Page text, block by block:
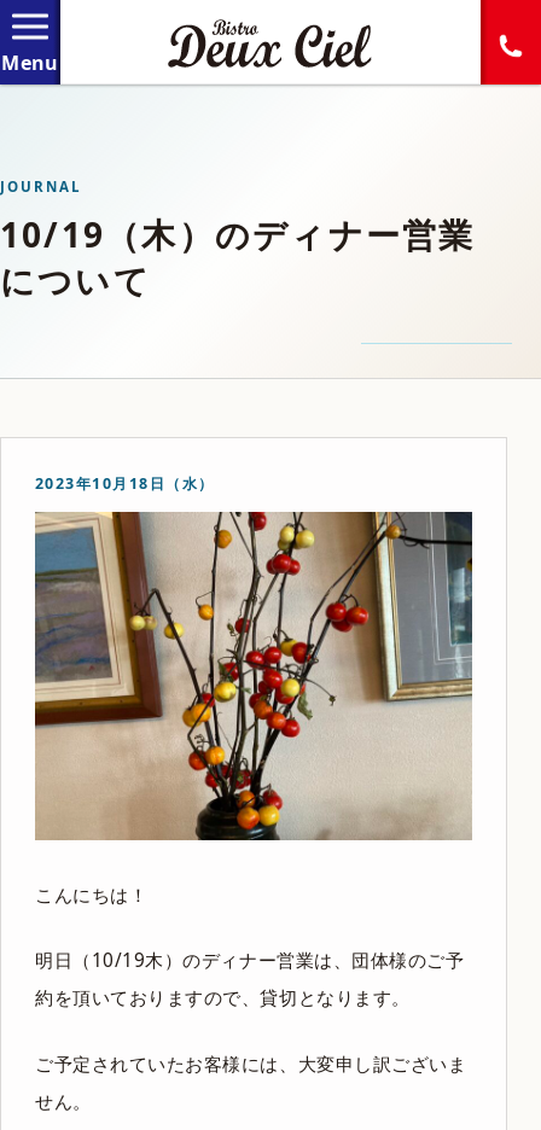
JOURNAL
10/19（木）のディナー営業
について
2023年10月18日（水）
こんにちは！
明日（10/19木）のディナー営業は、団体様のご予
約を頂いておりますので、貸切となります。
ご予定されていたお客様には、大変申し訳ございま
せん。